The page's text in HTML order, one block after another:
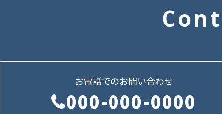
お電話でのお問い合わせ
000-000-0000